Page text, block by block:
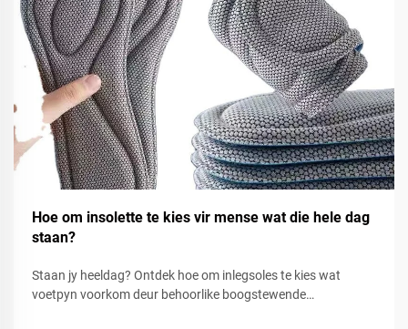
Hoe om insolette te kies vir mense wat die hele dag
staan?
Staan jy heeldag? Ontdek hoe om inlegsoles te kies wat
voetpyn voorkom deur behoorlike boogstewende